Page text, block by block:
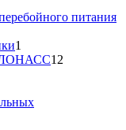
питания
1
товар12